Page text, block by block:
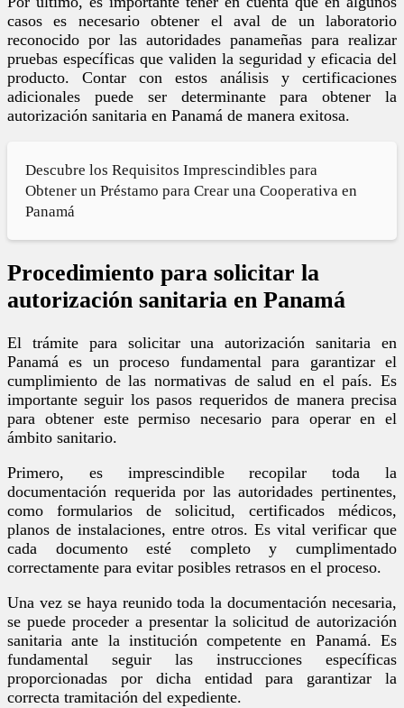
casos es necesario obtener el aval de un laboratorio
reconocido por las autoridades panameñas para realizar
pruebas específicas que validen la seguridad y eficacia del
producto. Contar con estos análisis y certificaciones
adicionales puede ser determinante para obtener la
autorización sanitaria en Panamá de manera exitosa.
Descubre los Requisitos Imprescindibles para
Obtener un Préstamo para Crear una Cooperativa en
Panamá
Procedimiento para solicitar la
autorización sanitaria en Panamá
El trámite para solicitar una autorización sanitaria en
Panamá es un proceso fundamental para garantizar el
cumplimiento de las normativas de salud en el país. Es
importante seguir los pasos requeridos de manera precisa
para obtener este permiso necesario para operar en el
ámbito sanitario.
Primero, es imprescindible recopilar toda la
documentación requerida por las autoridades pertinentes,
como formularios de solicitud, certificados médicos,
planos de instalaciones, entre otros. Es vital verificar que
cada documento esté completo y cumplimentado
correctamente para evitar posibles retrasos en el proceso.
Una vez se haya reunido toda la documentación necesaria,
se puede proceder a presentar la solicitud de autorización
sanitaria ante la institución competente en Panamá. Es
fundamental seguir las instrucciones específicas
proporcionadas por dicha entidad para garantizar la
correcta tramitación del expediente.